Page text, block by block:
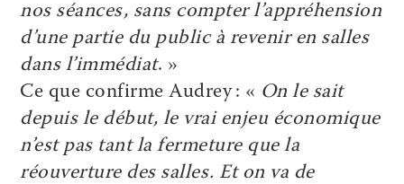
nos séances, sans compter l’appréhension
d’une partie du public à revenir en salles
dans l’immédiat. »
Ce que confirme Audrey : « On le sait
depuis le début, le vrai enjeu économique
n’est pas tant la fermeture que la
réouverture des salles. Et on va de